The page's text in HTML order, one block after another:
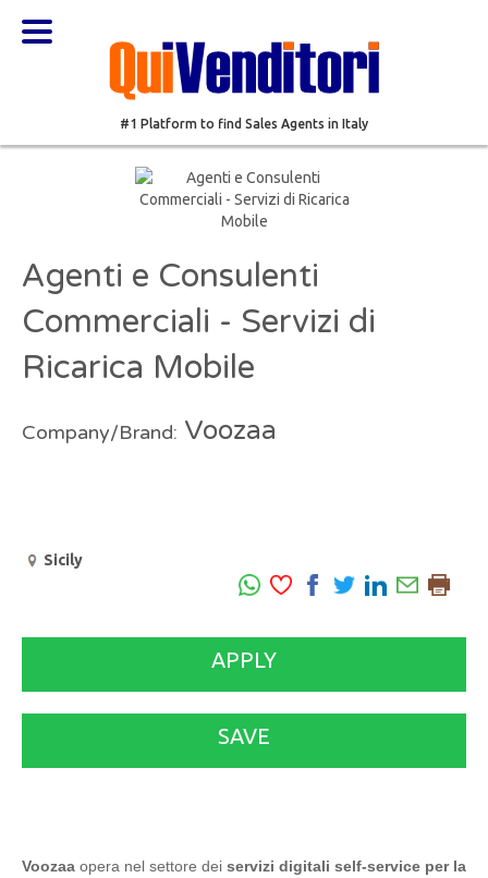
#1 Platform to find Sales Agents in Italy
Agenti e Consulenti
Commerciali - Servizi di
Ricarica Mobile
Company/Brand: Voozaa
Sicily
APPLY
SAVE
Voozaa opera nel settore dei servizi digitali self-service per la